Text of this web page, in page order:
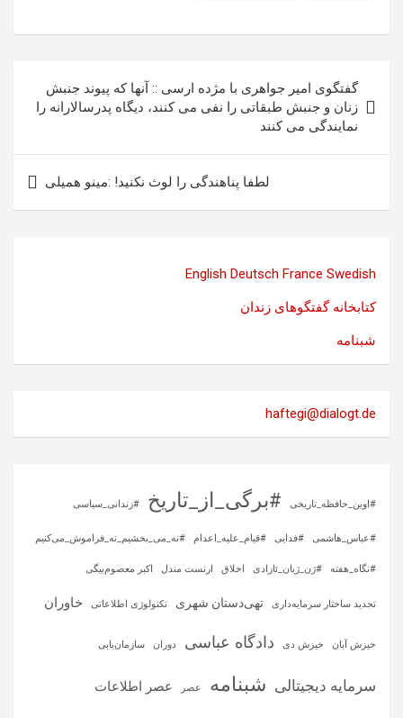
راهبری
نوشته
گفتگوی امیر جواهری با مژده ارسی :: آنها که پیوند جنبش
زنان و جنبش طبقاتی را نفی می کنند، دیگاه پدرسالارانه را
نمایندگی می کنند
لطفا پناهندگی را لوث نکنید! :مینو همیلی
English Deutsch France Swedish
کتابخانه گفتگوهای زندان
شبنامه
haftegi@dialogt.de
#اوین_حافظه_تاریخی #برگی_از_تاریخ #زندانی_سیاسی
#عباس_هاشمی #فدایی #قیام_علیه_اعدام #نه_می_بخشیم_نه_فراموش_می‌کنیم
#نگاه_هفته #ژن_ژیان_ئازادی اخلاق ارنست مندل اکبر معصوم‌بیگی
تجدید ساختار سرمایه‌داری تهی‌دستان شهری تکنولوژی اطلاعاتی خاوران
خیزش آبان خیزش دی دادگاه عباسی دوران سازمان‌یابی
سرمایه‌ دیجیتالی شبنامه عصر عصر اطلاعات